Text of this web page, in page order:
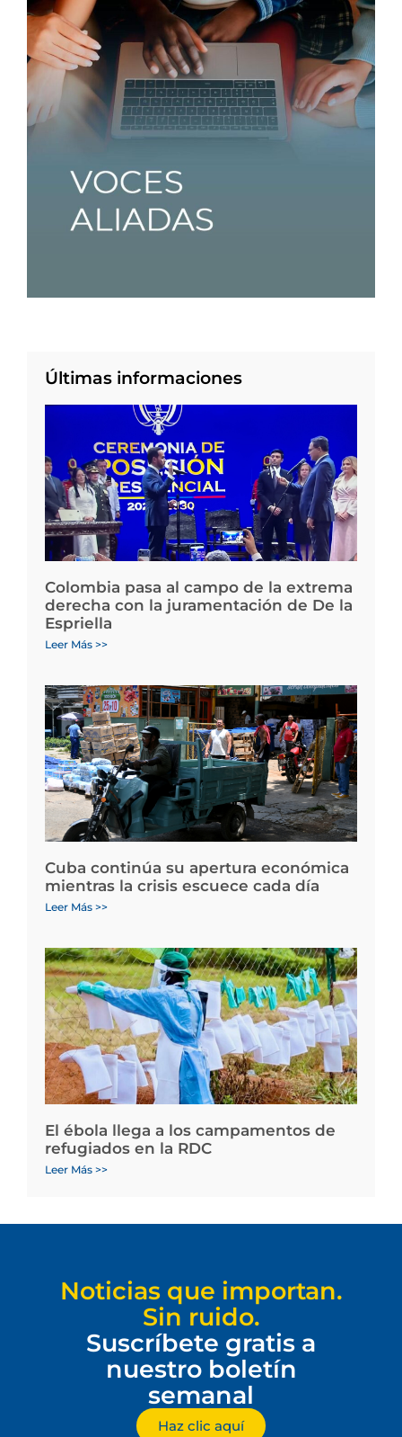
Últimas informaciones
Colombia pasa al campo de la extrema
derecha con la juramentación de De la
Espriella
Leer Más >>
Cuba continúa su apertura económica
mientras la crisis escuece cada día
Leer Más >>
El ébola llega a los campamentos de
refugiados en la RDC
Leer Más >>
Noticias que importan.
Sin ruido.
Suscríbete gratis a
nuestro boletín
semanal
Haz clic aquí